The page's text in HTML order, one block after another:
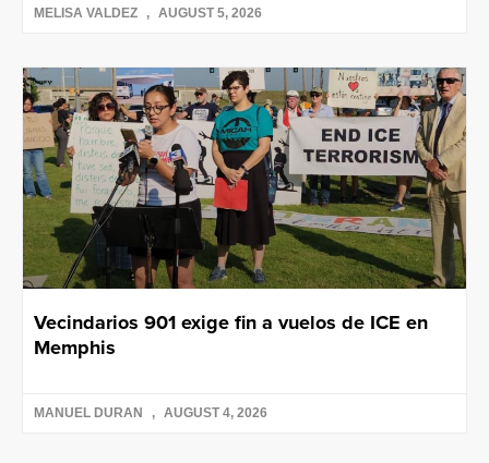
MELISA VALDEZ AUGUST 5, 2026
Vecindarios 901 exige fin a vuelos de ICE en
Memphis
MANUEL DURAN AUGUST 4, 2026